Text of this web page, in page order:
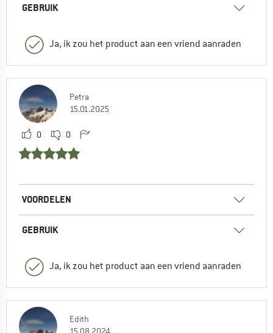
GEBRUIK
Ja, ik zou het product aan een vriend aanraden
Petra
15.01.2025
0 0
VOORDELEN
GEBRUIK
Ja, ik zou het product aan een vriend aanraden
Edith